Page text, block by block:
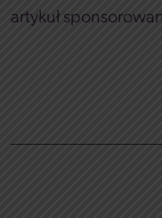
artykuł